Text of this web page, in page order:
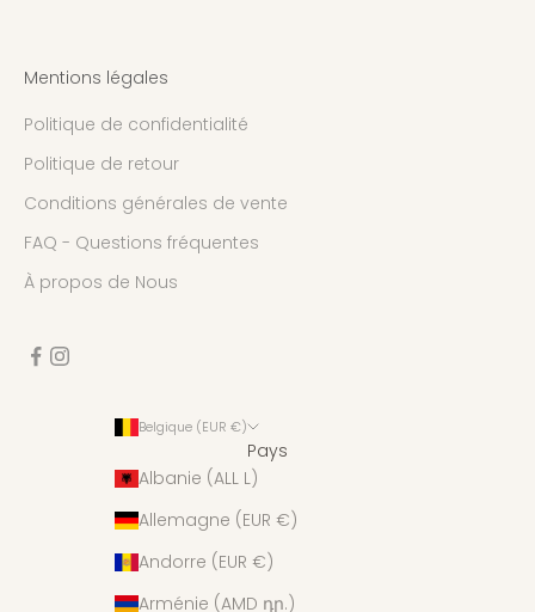
Mentions légales
Politique de confidentialité
Politique de retour
Conditions générales de vente
FAQ - Questions fréquentes
À propos de Nous
Belgique (EUR €)
Pays
Albanie (ALL L)
Allemagne (EUR €)
Andorre (EUR €)
Arménie (AMD դր.)